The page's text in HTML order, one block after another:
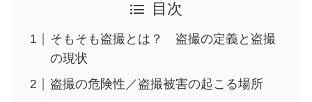
目次
そもそも盗撮とは？ 盗撮の定義と盗撮
の現状
盗撮の危険性／盗撮被害の起こる場所